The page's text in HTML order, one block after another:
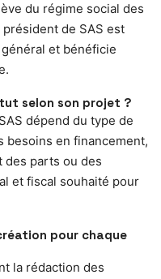
du régime social des
de SAS est
et bénéficie
selon son projet ?
dépend du type de
besoins en financement,
des parts ou des
et fiscal souhaité pour
pour chaque
la rédaction des